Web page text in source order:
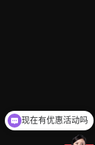
可以介绍下你们的产品么